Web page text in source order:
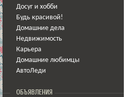
Досуг и хобби
Будь красивой!
Домашние дела
Недвижимость
Карьера
Домашние любимцы
АвтоЛеди
ОБЪЯВЛЕНИЯ